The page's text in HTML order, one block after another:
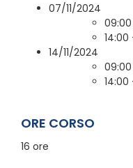
07/11/2024
09:00
14:00
14/11/2024
09:00
14:00
ORE CORSO
16 ore